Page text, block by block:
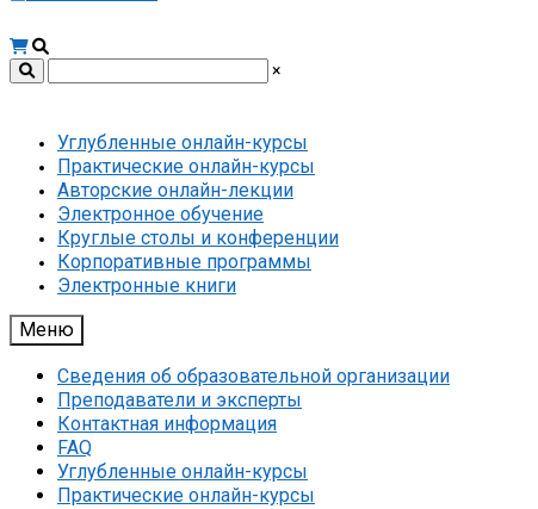
×
Углубленные онлайн-курсы
Практические онлайн-курсы
Авторские онлайн-лекции
Электронное обучение
Круглые столы и конференции
Корпоративные программы
Электронные книги
Меню
Сведения об образовательной организации
Преподаватели и эксперты
Контактная информация
FAQ
Углубленные онлайн-курсы
Практические онлайн-курсы